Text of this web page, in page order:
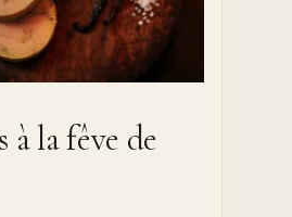
à la fêve de